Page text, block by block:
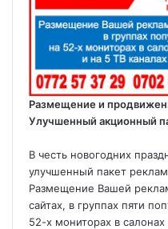
Размещение и
Улучшенный акционный
В честь новогодних
улучшенный пакет
Размещение Вашей
сайтах, в группах пяти
52-х мониторах в